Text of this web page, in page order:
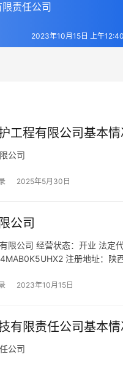
责任公司
2023年10月15日 上午12:40
工程有限公司基本
公司
2025年5月30日
公司
限公司 经营状态：开业 法
注册地址：陕
2023年10月15日
有限责任公司基本
公司